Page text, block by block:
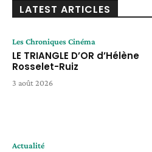
LATEST ARTICLES
Les Chroniques Cinéma
LE TRIANGLE D’OR d’Hélène
Rosselet-Ruiz
3 août 2026
Actualité